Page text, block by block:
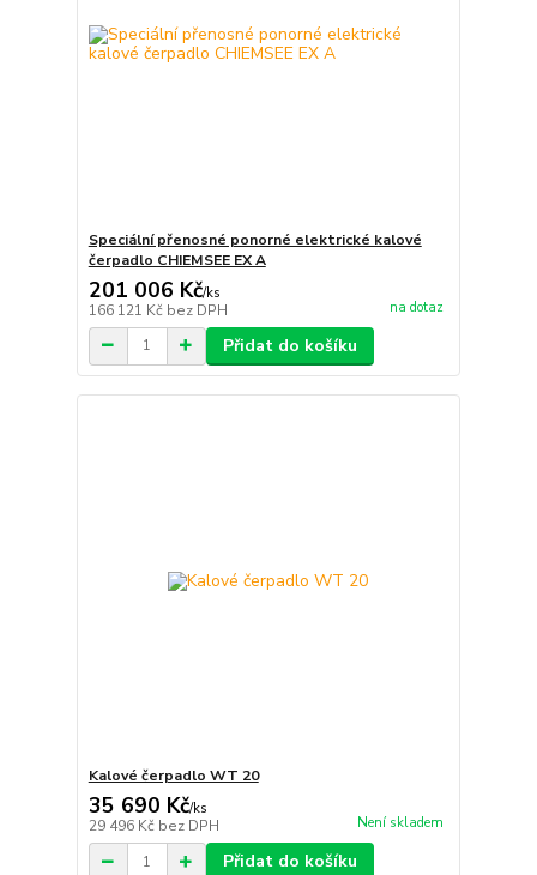
Speciální přenosné ponorné elektrické kalové
čerpadlo CHIEMSEE EX A
201 006 Kč/ks
166 121 Kč bez DPH na dotaz
Přidat do košíku
Kalové čerpadlo WT 20
35 690 Kč/ks
29 496 Kč bez DPH Není skladem
Přidat do košíku